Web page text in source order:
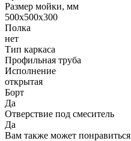
Размер мойки, мм
500х500х300
Полка
нет
Тип каркаса
Профильная труба
Исполнение
открытая
Борт
Да
Отверствие под смеситель
Да
Вам также может понравиться